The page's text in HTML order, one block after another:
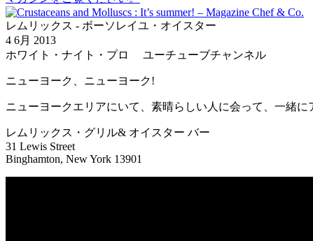
レムリックス - ボーソレイユ・オイスター
4 6月 2013
ホワイト・ナイト・プロ ユーチューブチャンネル
ニューヨーク、ニューヨーク!
ニューヨークエリアにいて、素晴らしい人に会って、一緒
レムリックス・グリル& オイスター バー
31 Lewis Street
Binghamton, New York 13901